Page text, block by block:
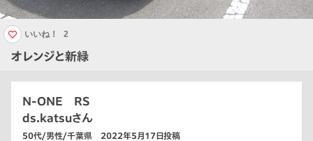
オレンジと新緑
いいね！ 2
N-ONE RS
ds.katsuさん
50代/男性/千葉県 2022年5月17日投稿